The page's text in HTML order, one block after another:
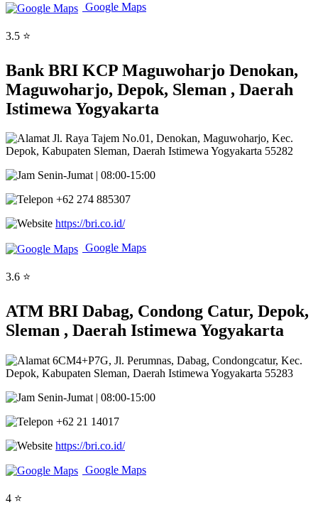
Google Maps
3.5 ⭐
Bank BRI KCP Maguwoharjo Denokan,
Maguwoharjo, Depok, Sleman , Daerah
Istimewa Yogyakarta
Jl. Raya Tajem No.01, Denokan, Maguwoharjo, Kec.
Depok, Kabupaten Sleman, Daerah Istimewa Yogyakarta 55282
Senin-Jumat | 08:00-15:00
+62 274 885307
https://bri.co.id/
Google Maps
3.6 ⭐
ATM BRI Dabag, Condong Catur, Depok,
Sleman , Daerah Istimewa Yogyakarta
6CM4+P7G, Jl. Perumnas, Dabag, Condongcatur, Kec.
Depok, Kabupaten Sleman, Daerah Istimewa Yogyakarta 55283
Senin-Jumat | 08:00-15:00
+62 21 14017
https://bri.co.id/
Google Maps
4 ⭐